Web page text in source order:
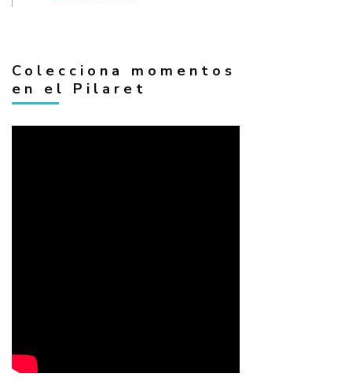
Colecciona momentos
en el Pilaret